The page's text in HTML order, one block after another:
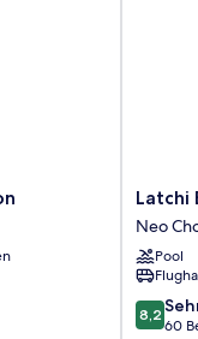
Latchi
Escape
Hotel
&
Suites
Neo
Chorio
Latchi
Neo
Pool
8.2
von
8,2
60